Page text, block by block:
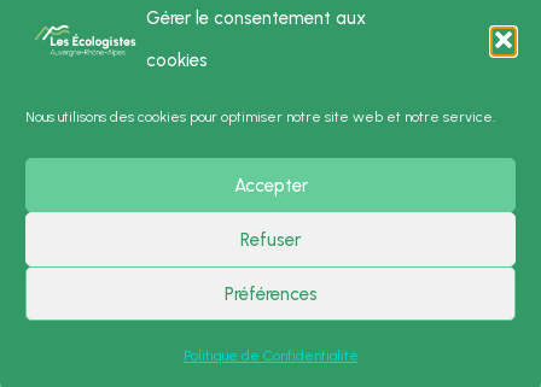
Gérer le consentement aux
cookies
Nous utilisons des cookies pour optimiser notre site web et notre service.
Accepter
Refuser
Préférences
Politique de Confidentialité
Politique de Confidentialité
Mentions Légales
Presse
Contact
Copyright © 2026 Les Écologistes - Auvergne-Rhône-Alpes | Powered by